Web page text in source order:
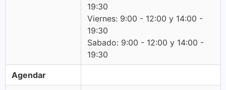
19:30
Viernes: 9:00 - 12:00 y 14:00 -
19:30
Sabado: 9:00 - 12:00 y 14:00 -
19:30
Agendar